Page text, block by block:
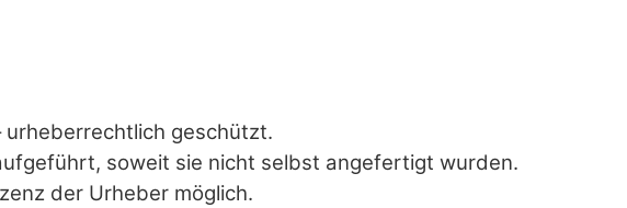
geschützt.
soweit sie nicht selbst angefertigt wurden.
der Urheber möglich.